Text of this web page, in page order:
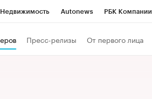
Недвижимость Autonews РБК Компании
Пресс-релизы От первого лица